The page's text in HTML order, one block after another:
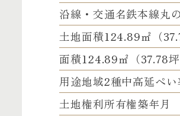
沿線・交通名鉄本線丸
土地面積124.89㎡（
面積124.89㎡（37.78坪
用途地域2種中高延ぺ
土地権利所有権築年月